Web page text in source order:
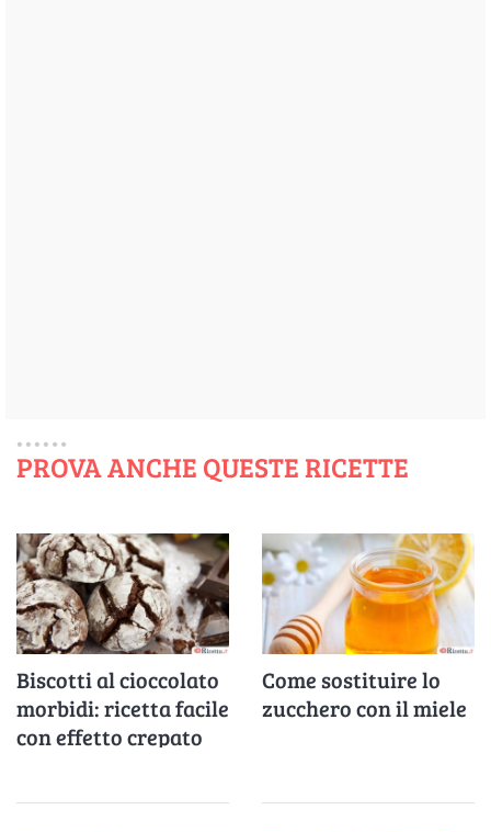
PROVA ANCHE QUESTE RICETTE
Biscotti al cioccolato
morbidi: ricetta facile
con effetto crepato
Come sostituire lo
zucchero con il miele